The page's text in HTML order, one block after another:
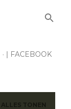
| FACEBOOK
ALLES TONEN